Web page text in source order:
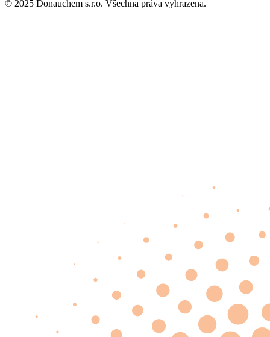
© 2025 Donauchem s.r.o. Všechna práva vyhrazena.